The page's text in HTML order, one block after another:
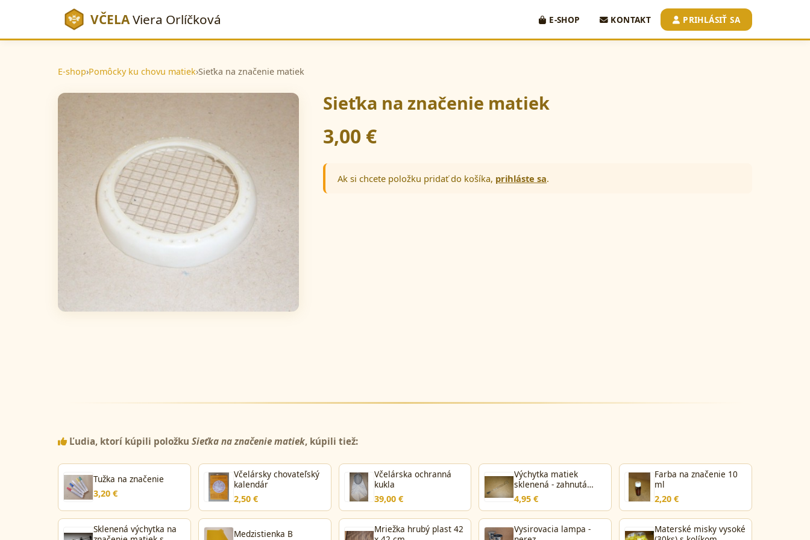
VČELAViera Orlíčková E-SHOP KONTAKT PRIHLÁSIŤ SA
E-shop›Pomôcky ku chovu matiek›Sieťka na značenie matiek
Sieťka na značenie matiek
3,00 €
Ak si chcete položku pridať do košíka, prihláste sa.
Ľudia, ktorí kúpili položku Sieťka na značenie matiek, kúpili tiež:
Tužka na značenie
3,20 €
Včelársky chovateľský
kalendár
2,50 €
Včelárska ochranná
kukla
39,00 €
Výchytka matiek
sklenená - zahnutá
(fajka)
4,95 €
Farba na značenie 10
ml
2,20 €
Sklenená výchytka na
Medzistienka B
Mriežka hrubý plast 42
Vysirovacia lampa -
Materské misky vysoké